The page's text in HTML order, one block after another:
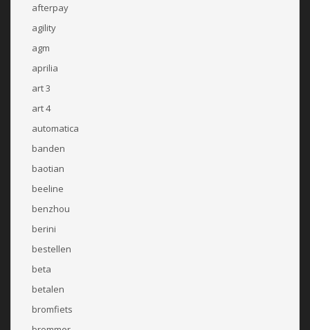
afterpay
agility
agm
aprilia
art 3
art 4
automatica
banden
baotian
beeline
benzhou
berini
bestellen
beta
betalen
bromfiets